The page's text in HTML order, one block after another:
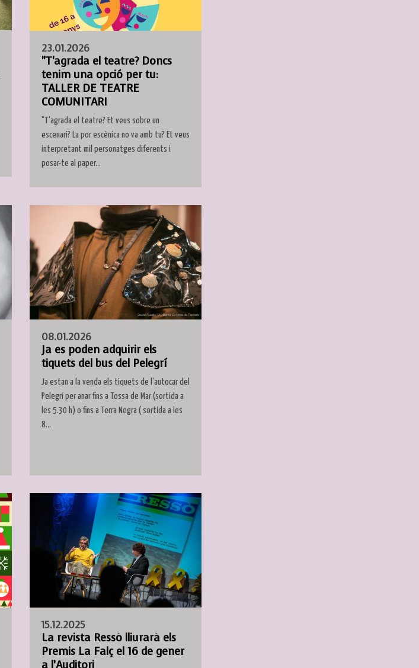
23.01.2026
"T'agrada el teatre? Doncs
tenim una opció per tu:
TALLER DE TEATRE
COMUNITARI
"T'agrada el teatre? Et veus sobre un
escenari? La por escènica no va amb tu? Et veus
interpretant mil personatges diferents i
posar-te al paper...
08.01.2026
Ja es poden adquirir els
tiquets del bus del Pelegrí
Ja estan a la venda els tiquets de l'autocar del
Pelegrí per anar fins a Tossa de Mar (sortida a
les 5.30 h) o fins a Terra Negra ( sortida a les
8...
15.12.2025
La revista Ressò lliurarà els
Premis La Falç el 16 de gener
a l’Auditori